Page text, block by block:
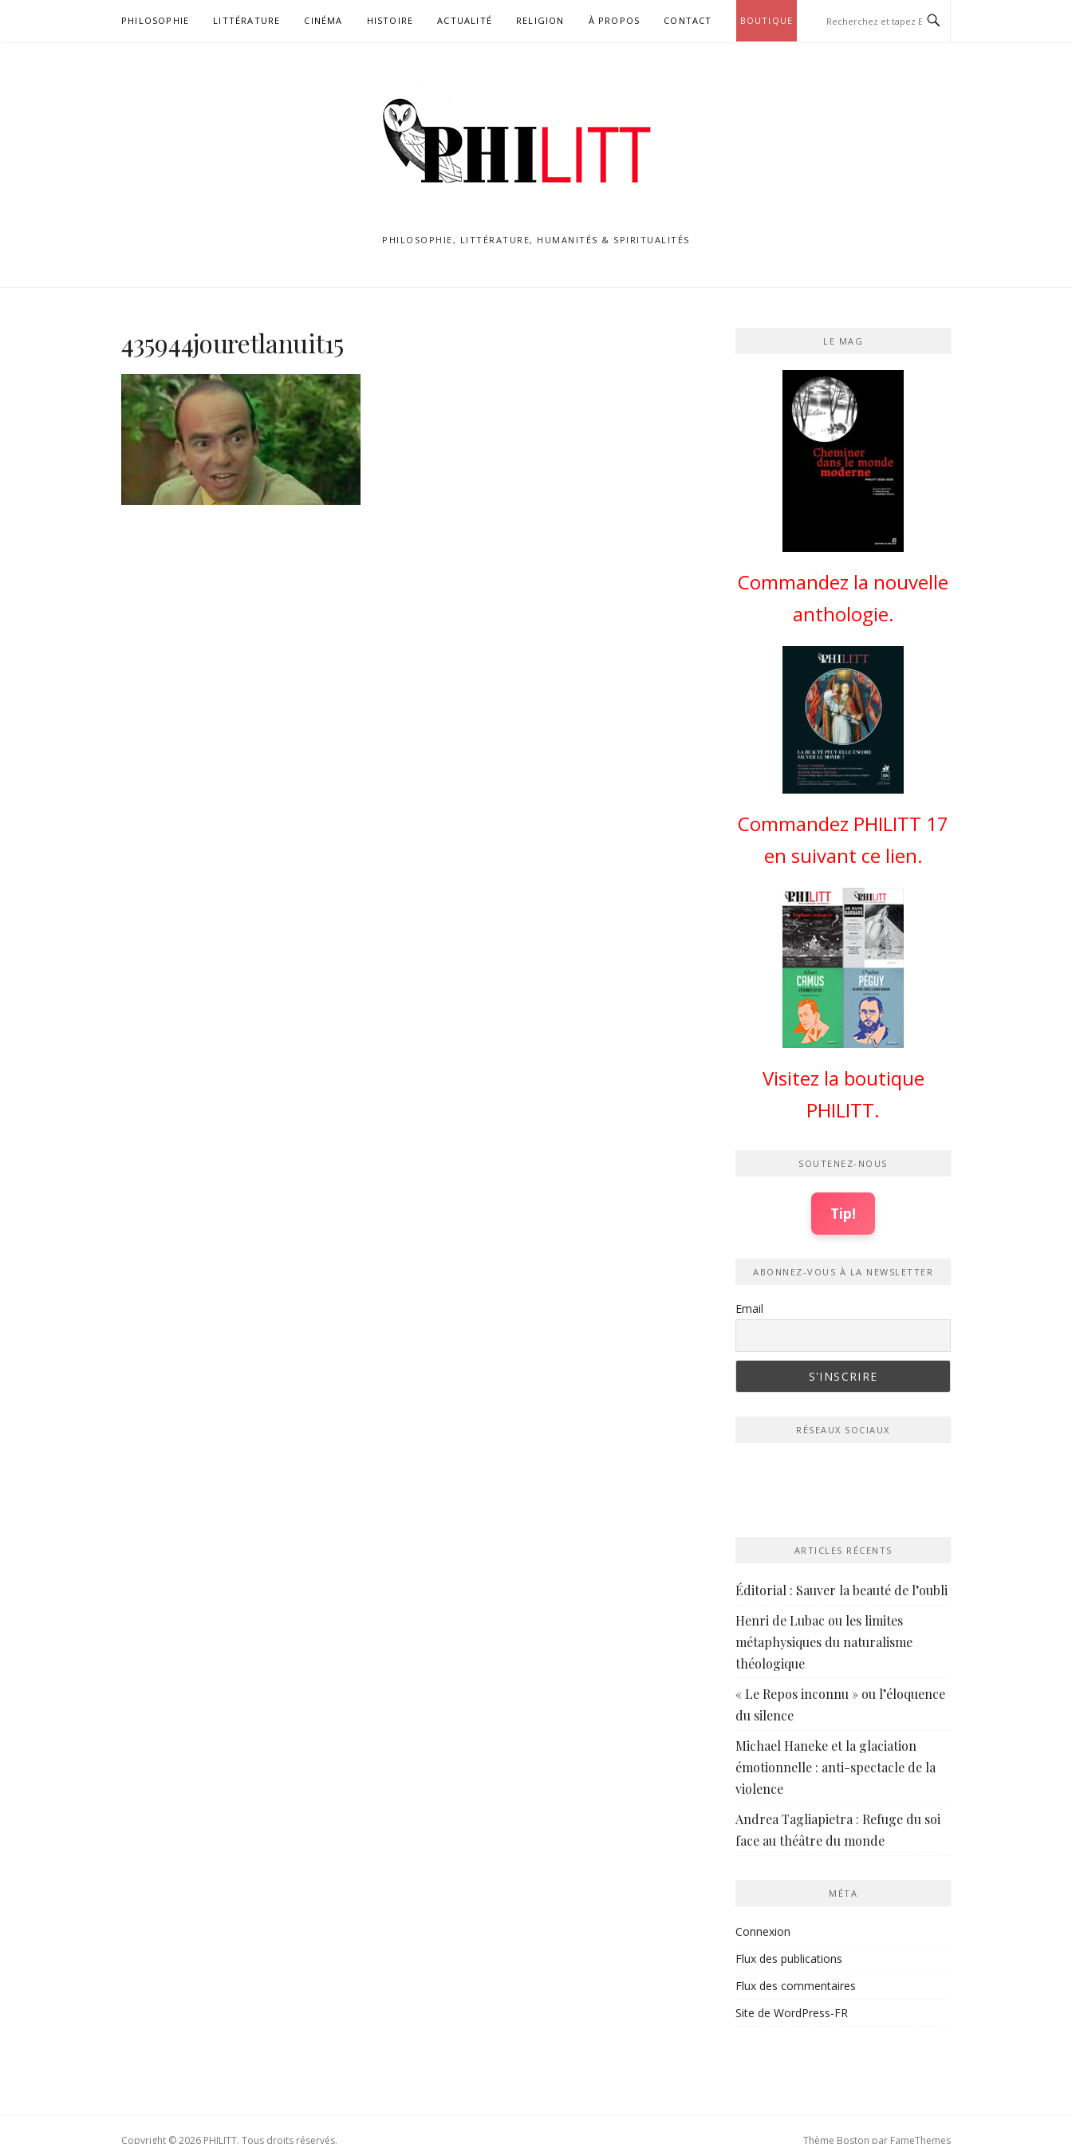
PHILOSOPHIE LITTÉRATURE CINÉMA HISTOIRE ACTUALITÉ RELIGION À PROPOS CONTACT BOUTIQUE
PHILOSOPHIE, LITTÉRATURE, HUMANITÉS & SPIRITUALITÉS
435944jouretlanuit15 LE MAG
Commandez la nouvelle
anthologie.
Commandez PHILITT 17
en suivant ce lien.
Visitez la boutique
PHILITT.
SOUTENEZ-NOUS
Tip!
ABONNEZ-VOUS À LA NEWSLETTER
Email
RÉSEAUX SOCIAUX
ARTICLES RÉCENTS
Éditorial : Sauver la beauté de l’oubli
Henri de Lubac ou les limites
métaphysiques du naturalisme
théologique
« Le Repos inconnu » ou l’éloquence
du silence
Michael Haneke et la glaciation
émotionnelle : anti-spectacle de la
violence
Andrea Tagliapietra : Refuge du soi
face au théâtre du monde
MÉTA
Connexion
Flux des publications
Flux des commentaires
Site de WordPress-FR
Copyright © 2026 PHILITT. Tous droits réservés. Thème Boston par FameThemes